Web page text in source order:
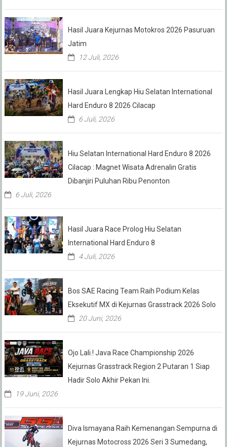
Hasil Juara Kejurnas Motokros 2026 Pasuruan
Jatim
12 Juli, 2026
Hasil Juara Lengkap Hiu Selatan International
Hard Enduro 8 2026 Cilacap
6 Juli, 2026
Hiu Selatan International Hard Enduro 8 2026
Cilacap : Magnet Wisata Adrenalin Gratis
Dibanjiri Puluhan Ribu Penonton
6 Juli, 2026
Hasil Juara Race Prolog Hiu Selatan
International Hard Enduro 8
4 Juli, 2026
Bos SAE Racing Team Raih Podium Kelas
Eksekutif MX di Kejurnas Grasstrack 2026 Solo
20 Juni, 2026
Ojo Lali.! Java Race Championship 2026
Kejurnas Grasstrack Region 2 Putaran 1 Siap
Hadir Solo Akhir Pekan Ini.
19 Juni, 2026
Diva Ismayana Raih Kemenangan Sempurna di
Kejurnas Motocross 2026 Seri 3 Sumedang,